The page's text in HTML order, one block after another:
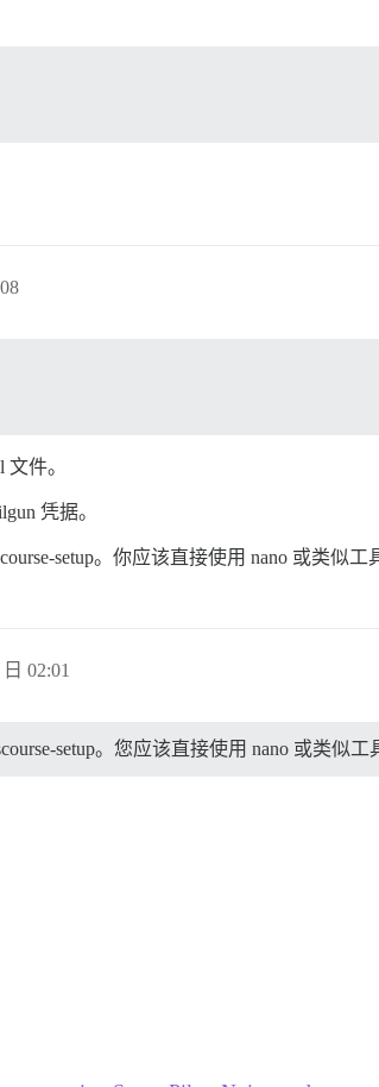
件。
凭据。
setup。你应该直接使用 nano 或类似
02:01
setup。您应该直接使用 nano 或类似